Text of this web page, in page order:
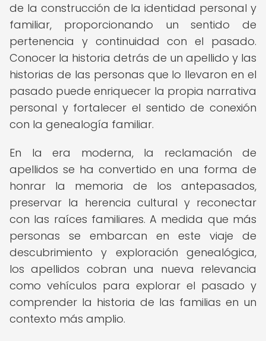
de la construcción de la identidad personal y
familiar, proporcionando un sentido de
pertenencia y continuidad con el pasado.
Conocer la historia detrás de un apellido y las
historias de las personas que lo llevaron en el
pasado puede enriquecer la propia narrativa
personal y fortalecer el sentido de conexión
con la genealogía familiar.
En la era moderna, la reclamación de
apellidos se ha convertido en una forma de
honrar la memoria de los antepasados,
preservar la herencia cultural y reconectar
con las raíces familiares. A medida que más
personas se embarcan en este viaje de
descubrimiento y exploración genealógica,
los apellidos cobran una nueva relevancia
como vehículos para explorar el pasado y
comprender la historia de las familias en un
contexto más amplio.